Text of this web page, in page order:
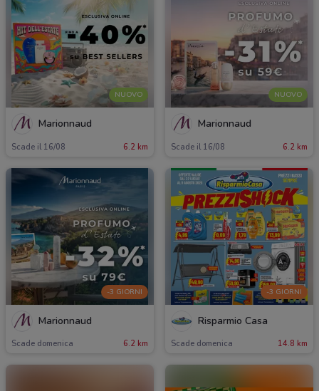
NUOVO
Marionnaud
Scade il 16/08 6.2 km
NUOVO
Marionnaud
Scade il 16/08 6.2 km
-3 GIORNI
Marionnaud
Scade domenica 6.2 km
-3 GIORNI
Risparmio Casa
Scade domenica 14.8 km